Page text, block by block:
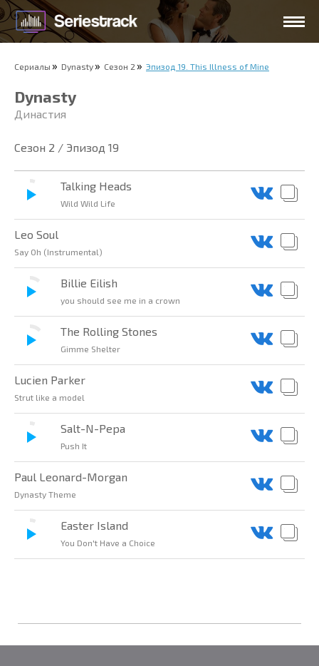
Сериалы Dynasty Сезон 2 Эпизод 19. This Illness of Mine
Dynasty
Династия
Сезон 2 / Эпизод 19
Talking Heads
Wild Wild Life
Leo Soul
Say Oh (Instrumental)
Billie Eilish
you should see me in a crown
The Rolling Stones
Gimme Shelter
Lucien Parker
Strut like a model
Salt-N-Pepa
Push It
Paul Leonard-Morgan
Dynasty Theme
Easter Island
You Don't Have a Choice